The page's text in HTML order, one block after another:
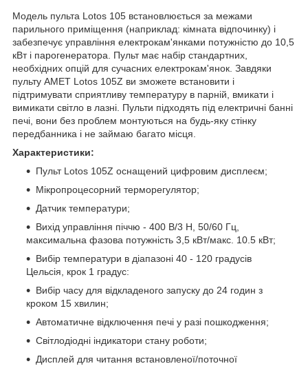
Модель пульта Lotos 105 встановлюється за межами
парильного приміщення (наприклад: кімната відпочинку) і
забезпечує управління електрокам'янками потужністю до 10,5
кВт і парогенератора. Пульт має набір стандартних,
необхідних опцій для сучасних електрокам'янок. Завдяки
пульту AMET Lotos 105Z ви зможете встановити і
підтримувати сприятливу температуру в парній, вмикати і
вимикати світло в лазні. Пульти підходять під електричні банні
печі, вони без проблем монтуються на будь-яку стінку
передбанника і не займаю багато місця.
Характеристики:
Пульт Lotos 105Z оснащений цифровим дисплеєм;
Мікропроцесорний терморегулятор;
Датчик температури;
Вихід управління піччю - 400 В/3 Н, 50/60 Гц,
максимальна фазова потужність 3,5 кВт/макс. 10.5 кВт;
Вибір температури в діапазоні 40 - 120 градусів
Цельсія, крок 1 градус:
Вибір часу для відкладеного запуску до 24 годин з
кроком 15 хвилин;
Автоматичне відключення печі у разі пошкодження;
Світлодіодні індикатори стану роботи;
Дисплей для читання встановленої/поточної